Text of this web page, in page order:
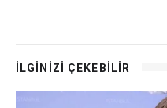
İLGİNİZİ ÇEKEBİLİR